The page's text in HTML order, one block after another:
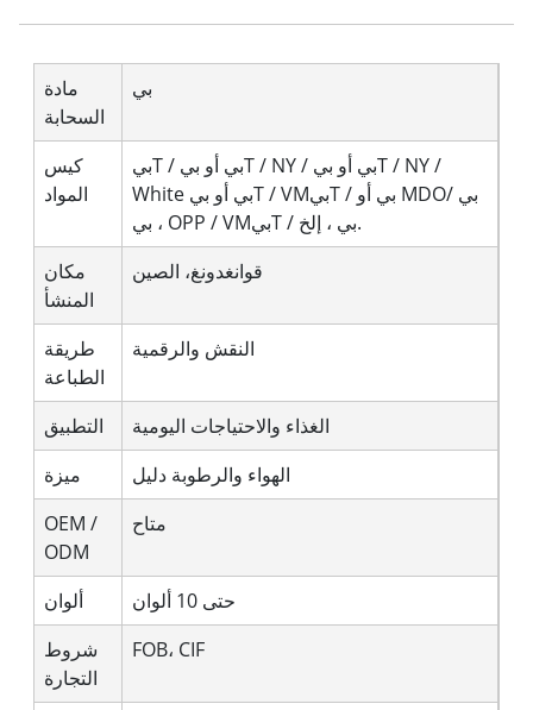
مادة
السحابة
بي
كيس
المواد
بيT / بي أو بيT / NY / بي أو بيT / NY /
White بي أو بيT / VMبيT / بي أو MDOبي /
بي ، OPP / VMبيT / بي ، إلخ.
مكان
المنشأ
قوانغدونغ، الصين
طريقة
الطباعة
النقش والرقمية
التطبيق
الغذاء والاحتياجات اليومية
ميزة
الهواء والرطوبة دليل
OEM /
ODM
متاح
ألوان
حتى 10 ألوان
شروط
التجارة
FOB، CIF